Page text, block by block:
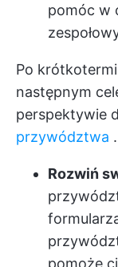
pomóc w
Po
następnym
perspektywie
przywództwa .
Rozwiń